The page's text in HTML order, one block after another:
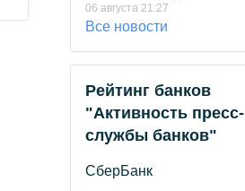
06 августа 21:27
Все новости
Рейтинг банков
"Активность пресс-
службы банков"
СберБанк